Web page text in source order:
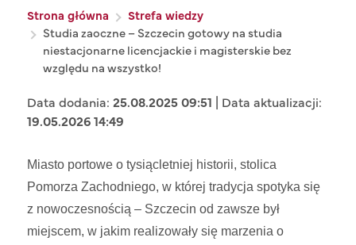
Ścieżka nawigacyjna
Strona główna
Strefa wiedzy
Studia zaoczne – Szczecin gotowy na studia
niestacjonarne licencjackie i magisterskie bez
względu na wszystko!
Data dodania:25.08.2025 09:51 | Data aktualizacji:
19.05.2026 14:49
Miasto portowe o tysiącletniej historii, stolica
Pomorza Zachodniego, w której tradycja spotyka się
z nowoczesnością – Szczecin od zawsze był
miejscem, w jakim realizowały się marzenia o